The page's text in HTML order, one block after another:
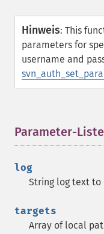
Hinweis: This
parameters for
username and
Parameter-Liste
log
String log text to
targets
Array of local